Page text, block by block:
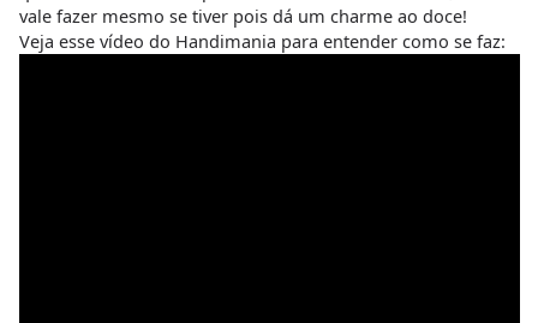
vale fazer mesmo se tiver pois dá um charme ao doce!
Veja esse vídeo do Handimania para entender como se faz: